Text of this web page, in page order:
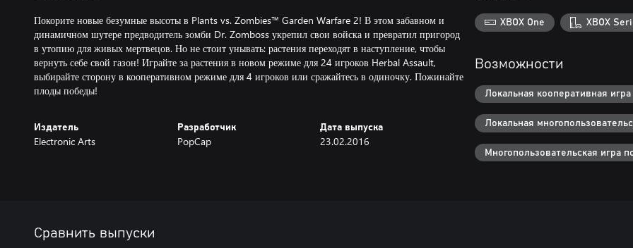
Покорите новые безумные высоты в Plants vs. Zombies™ Garden Warfare 2! В этом забавном и
динамичном шутере предводитель зомби Dr. Zomboss укрепил свои войска и превратил пригород
в утопию для живых мертвецов. Но не стоит унывать: растения переходят в наступление, чтобы
вернуть себе свой газон! Играйте за растения в новом режиме для 24 игроков Herbal Assault,
выбирайте сторону в кооперативном режиме для 4 игроков или сражайтесь в одиночку. Пожинайте
плоды победы!
Издатель
Electronic Arts
Разработчик
PopCap
Дата выпуска
23.02.2016
XBOX One XBOX
Возможности
Локальная кооперативная
Локальная
Многопользовательская игра
Сравнить выпуски